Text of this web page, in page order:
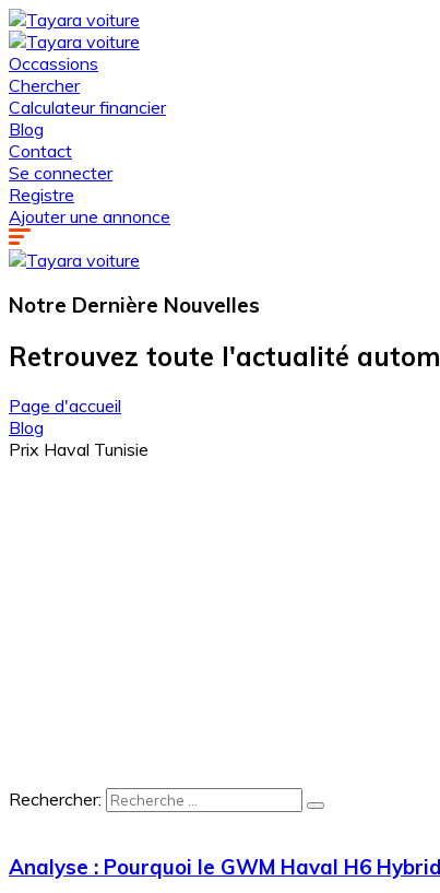
Occassions
Chercher
Calculateur financier
Blog
Contact
Se connecter
Registre
Ajouter une annonce
Notre Dernière Nouvelles
Retrouvez toute l'actualité
Page d'accueil
Blog
Prix Haval Tunisie
Rechercher:
Analyse : Pourquoi le GWM Haval H6